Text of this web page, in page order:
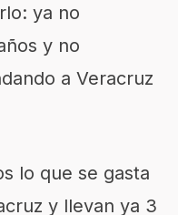
ya no
y no
a Veracruz
lo que se gasta
y llevan ya 3